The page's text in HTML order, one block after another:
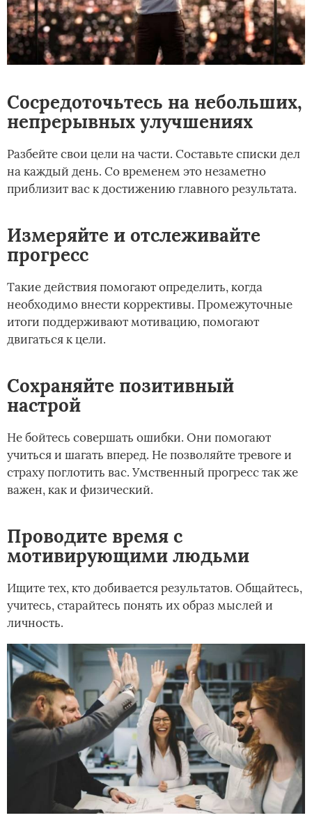
Сосредоточьтесь на небольших,
непрерывных улучшениях
Разбейте свои цели на части. Составьте списки дел
на каждый день. Со временем это незаметно
приблизит вас к достижению главного результата.
Измеряйте и отслеживайте
прогресс
Такие действия помогают определить, когда
необходимо внести коррективы. Промежуточные
итоги поддерживают мотивацию, помогают
двигаться к цели.
Сохраняйте позитивный
настрой
Не бойтесь совершать ошибки. Они помогают
учиться и шагать вперед. Не позволяйте тревоге и
страху поглотить вас. Умственный прогресс так же
важен, как и физический.
Проводите время с
мотивирующими людьми
Ищите тех, кто добивается результатов. Общайтесь,
учитесь, старайтесь понять их образ мыслей и
личность.